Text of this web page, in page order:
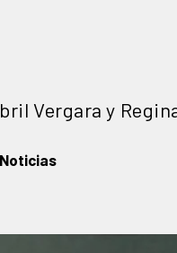
Vergara y